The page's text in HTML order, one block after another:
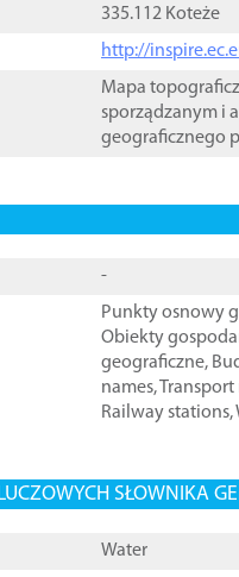
335.112 Koteże
http://
Mapa
sporządzanym i
geograficznego
-
Punkty osnowy
Obiekty
geograficzne,
names,
Railway stations,
SŁOWNIKA
Water